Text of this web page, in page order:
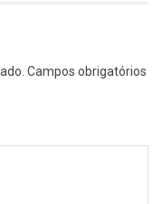
Campos obrigatórios